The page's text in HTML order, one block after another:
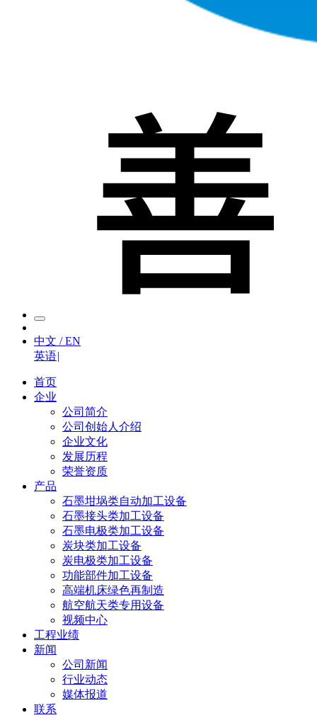
中文 / EN
英语|
首页
企业
公司简介
公司创始人介绍
企业文化
发展历程
荣誉资质
产品
石墨坩埚类自动加工设备
石墨接头类加工设备
石墨电极类加工设备
炭块类加工设备
炭电极类加工设备
功能部件加工设备
高端机床绿色再制造
航空航天类专用设备
视频中心
工程业绩
新闻
公司新闻
行业动态
媒体报道
联系